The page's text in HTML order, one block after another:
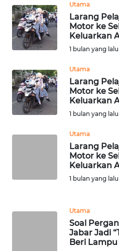
Utama
Larang
Motor ke
Keluarkan
1 bulan yang lalu
Utama
Larang
Motor ke
Keluarkan
1 bulan yang lalu
Utama
Larang
Motor ke
Keluarkan
1 bulan yang lalu
Utama
Soal
Jabar Jadi
Beri
SULUT
WN
MALUKU
WN
MALUT
WN
DAIRI